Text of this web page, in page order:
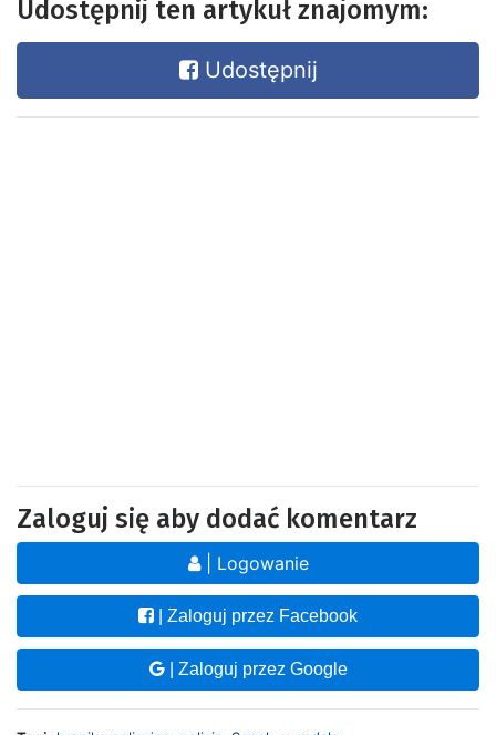
Udostępnij ten artykuł znajomym:
Udostępnij
Zaloguj się aby dodać komentarz
| Logowanie
| Zaloguj przez Facebook
| Zaloguj przez Google